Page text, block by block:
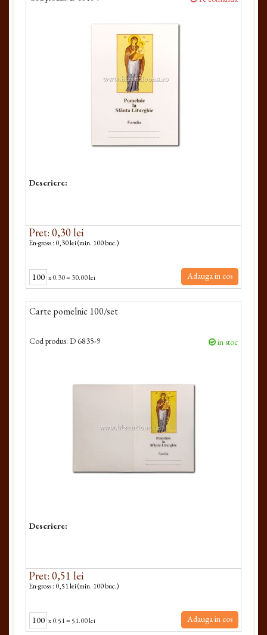
Descriere:
Pret: 0,30 lei
En-gross : 0,30 lei (min. 100 buc.)
x0.30= 30.00 lei Adauga in cos
Carte pomelnic 100/set
Cod produs: D 6835-9 in stoc
Descriere:
Pret: 0,51 lei
En-gross : 0,51 lei (min. 100 buc.)
x0.51= 51.00 lei Adauga in cos